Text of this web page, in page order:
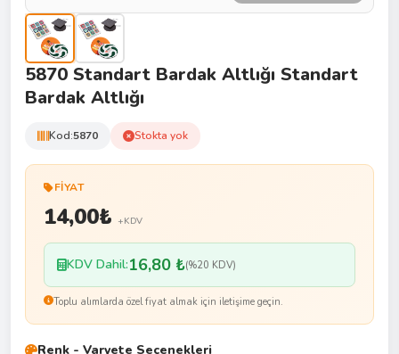
5870 Standart Bardak Altlığı Standart
Bardak Altlığı
Kod:5870 Stokta yok
FIYAT
14,00₺ +KDV
KDV Dahil:16,80 ₺(%20 KDV)
Toplu alımlarda özel fiyat almak için iletişime geçin.
Renk - Varyete Seçenekleri